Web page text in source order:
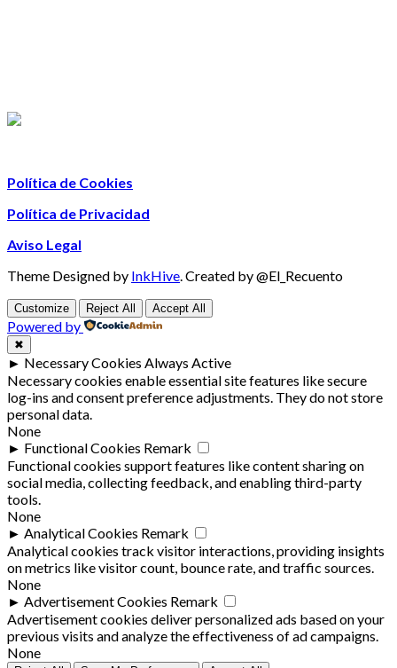
Política de Cookies
Política de Privacidad
Aviso Legal
Theme Designed by InkHive Created by @El_Recuento
Customize Reject All Accept All
Powered by
✖
► Necessary Cookies Always Active
Necessary cookies enable essential site features like secure
log-ins and consent preference adjustments. They do not store
personal data.
None
► Functional Cookies Remark
Functional cookies support features like content sharing on
social media, collecting feedback, and enabling third-party
tools.
None
► Analytical Cookies Remark
Analytical cookies track visitor interactions, providing insights
on metrics like visitor count, bounce rate, and traffic sources.
None
► Advertisement Cookies Remark
Advertisement cookies deliver personalized ads based on your
previous visits and analyze the effectiveness of ad campaigns.
None